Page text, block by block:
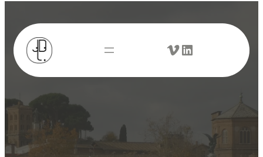
Aller
au
contenu
Vimeo LinkedIn